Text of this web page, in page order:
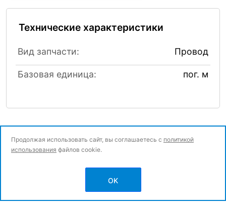
Технические характеристики
Вид запчасти: Провод
Базовая единица: пог. м
Политика конфиденциальности
Продолжая использовать сайт, вы соглашаетесь с политикой
использования файлов cookie.
OK